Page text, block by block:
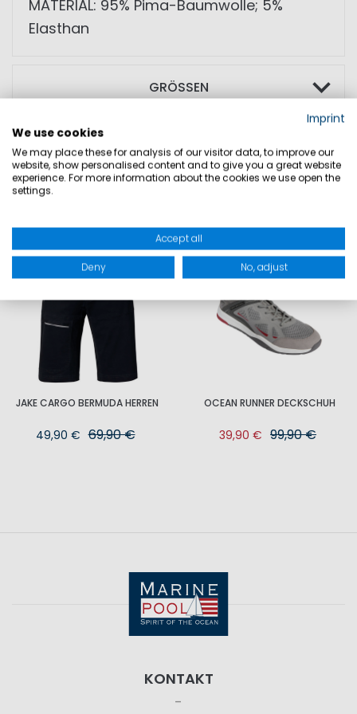
MATERIAL: 95% Pima-Baumwolle; 5%
Elasthan
GRÖSSEN
JAKE CARGO BERMUDA HERREN
49,90 € 69,90 €
SALE
OCEAN RUNNER DECKSCHUH
39,90 € 99,90 €
KONTAKT
Imprint
We use cookies
We may place these for analysis of our visitor data, to improve our
website, show personalised content and to give you a great website
experience. For more information about the cookies we use open the
settings.
Accept all
Deny No, adjust